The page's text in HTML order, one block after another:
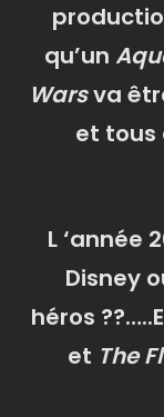
qu’un
Warsva
et tous
L ‘année
Disney
héros
et The